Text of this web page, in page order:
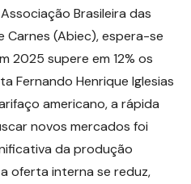
Brasileira das
(Abiec), espera-se
2025 supere em 12% os
Fernando Henrique Iglesias
americano, a rápida
novos mercados foi
da produção
oferta interna se reduz,